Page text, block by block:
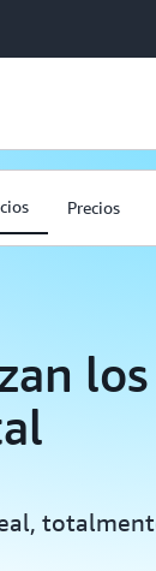
Precios
los